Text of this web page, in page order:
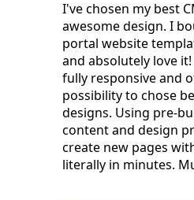
I've chosen my best
awesome design. I
portal website
and absolutely love
fully responsive and
possibility to chose
designs. Using pre-
content and design
create new pages
literally in minutes.